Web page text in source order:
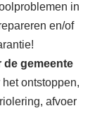
in
en/of
gemeente
ontstoppen,
afvoer